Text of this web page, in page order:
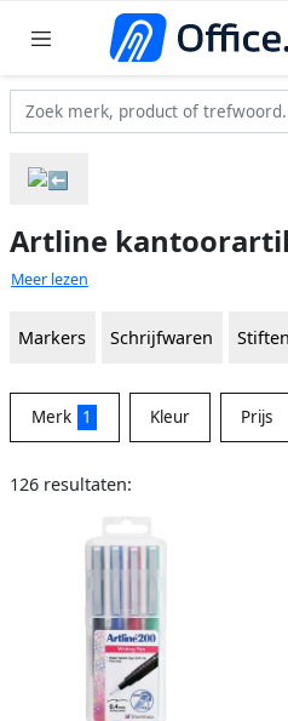
Artline
Meer lezen
Markers Schrijfwaren Stiften
Merk 1 Kleur Prijs
126 resultaten: